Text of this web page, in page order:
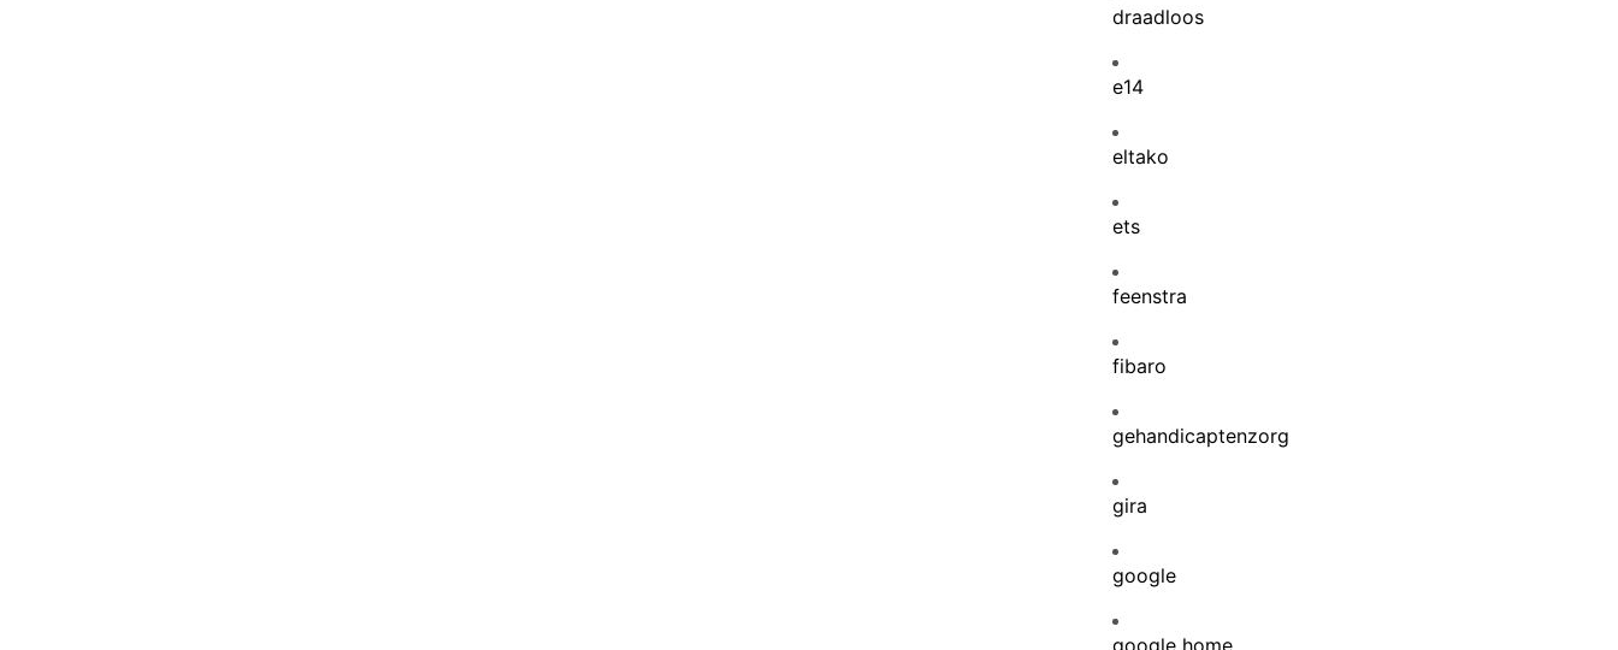
draadloos
e14
eltako
ets
feenstra
fibaro
gehandicaptenzorg
gira
google
google home